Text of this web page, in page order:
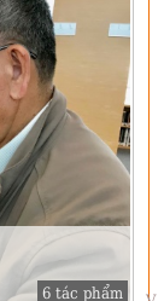
6 tác phẩm